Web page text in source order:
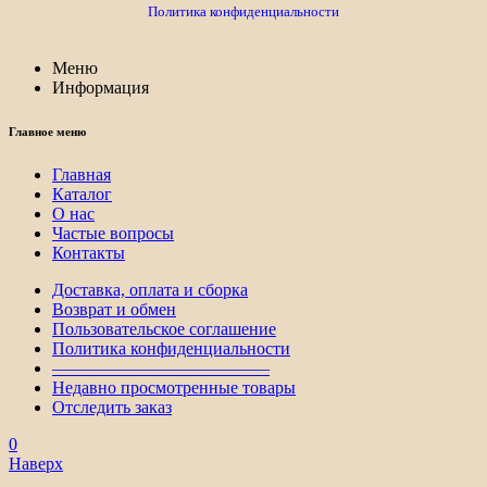
Политика конфиденциальности
Меню
Информация
Главное меню
Главная
Каталог
О нас
Частые вопросы
Контакты
Доставка, оплата и сборка
Возврат и обмен
Пользовательское соглашение
Политика конфиденциальности
————————————–
Недавно просмотренные товары
Отследить заказ
0
Наверх